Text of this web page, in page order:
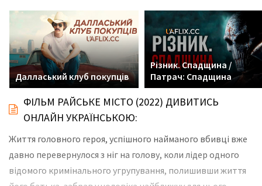
Далласький клуб покупців
Різник. Спадщина /
Патрач: Спадщина
ФІЛЬМ РАЙСЬКЕ МІСТО (2022) ДИВИТИСЬ
ОНЛАЙН УКРАЇНСЬКОЮ:
Життя головного героя, успішного найманого вбивці вже
давно перевернулося з ніг на голову, коли лідер одного
відомого кримінального угрупування, полишивши життя